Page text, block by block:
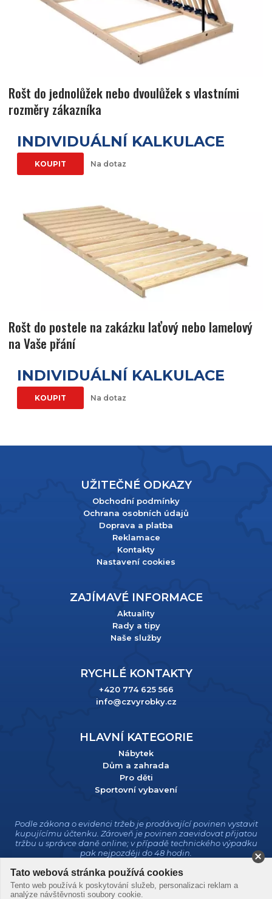
Rošt do jednolůžek nebo dvoulůžek s vlastními
rozměry zákazníka
INDIVIDUÁLNÍ KALKULACE
KOUPIT Na dotaz
Rošt do postele na zakázku laťový nebo lamelový
na Vaše přání
INDIVIDUÁLNÍ KALKULACE
KOUPIT Na dotaz
UŽITEČNÉ ODKAZY
Obchodní podmínky
Ochrana osobních údajů
Doprava a platba
Reklamace
Kontakty
Nastavení cookies
ZAJÍMAVÉ INFORMACE
Aktuality
Rady a tipy
Naše služby
RYCHLÉ KONTAKTY
+420 774 625 566
info@czvyrobky.cz
HLAVNÍ KATEGORIE
Nábytek
Dům a zahrada
Pro děti
Sportovní vybavení
Podle zákona o evidenci tržeb je prodávající povinen vystavit
kupujícímu účtenku. Zároveň je povinen zaevidovat přijatou
tržbu u správce daně online; v případě technického výpadku
pak nejpozději do 48 hodin.
Tato webová stránka používá cookies
Tento web používá k poskytování služeb, personalizaci reklam a
analýze návštěvnosti soubory cookie.